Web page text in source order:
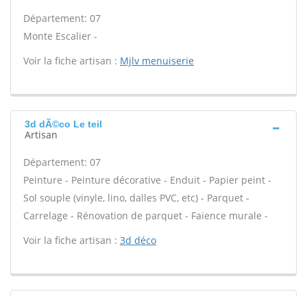
Département: 07
Monte Escalier -
Voir la fiche artisan : Mjlv menuiserie
3d dÃ©co Le teil
Artisan
Département: 07
Peinture - Peinture décorative - Enduit - Papier peint -
Sol souple (vinyle, lino, dalles PVC, etc) - Parquet -
Carrelage - Rénovation de parquet - Faïence murale -
Voir la fiche artisan : 3d déco